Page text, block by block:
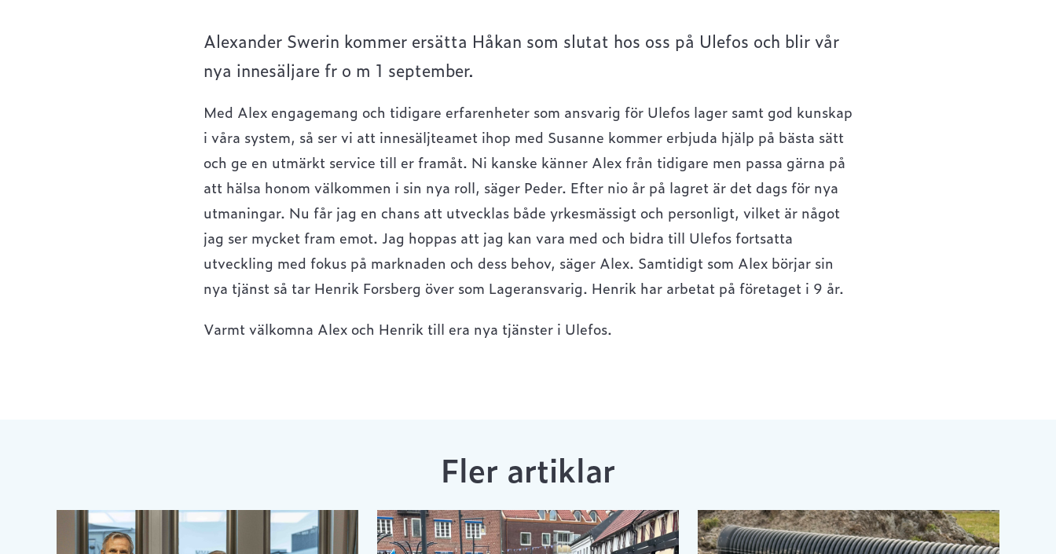
Alexander Swerin kommer ersätta Håkan som slutat hos oss på Ulefos och blir vår
nya innesäljare fr o m 1 september.
Med Alex engagemang och tidigare erfarenheter som ansvarig för Ulefos lager samt god kunskap
i våra system, så ser vi att innesäljteamet ihop med Susanne kommer erbjuda hjälp på bästa sätt
och ge en utmärkt service till er framåt. Ni kanske känner Alex från tidigare men passa gärna på
att hälsa honom välkommen i sin nya roll, säger Peder. Efter nio år på lagret är det dags för nya
utmaningar. Nu får jag en chans att utvecklas både yrkesmässigt och personligt, vilket är något
jag ser mycket fram emot. Jag hoppas att jag kan vara med och bidra till Ulefos fortsatta
utveckling med fokus på marknaden och dess behov, säger Alex. Samtidigt som Alex börjar sin
nya tjänst så tar Henrik Forsberg över som Lageransvarig. Henrik har arbetat på företaget i 9 år.
Varmt välkomna Alex och Henrik till era nya tjänster i Ulefos.
Fler artiklar